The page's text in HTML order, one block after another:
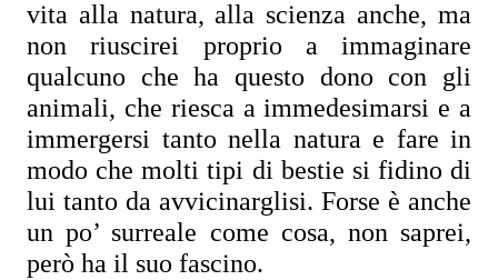
vita alla natura, alla scienza anche, ma
non riuscirei proprio a immaginare
qualcuno che ha questo dono con gli
animali, che riesca a immedesimarsi e a
immergersi tanto nella natura e fare in
modo che molti tipi di bestie si fidino di
lui tanto da avvicinarglisi. Forse è anche
un po’ surreale come cosa, non saprei,
però ha il suo fascino.